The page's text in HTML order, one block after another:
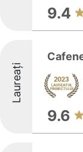
9.4
Laureați
9.6